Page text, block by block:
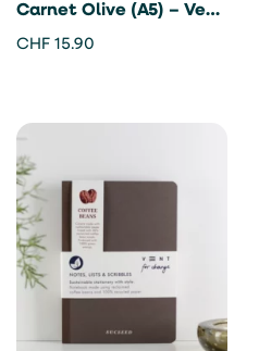
Carnet Olive (A5) – Vent
For Change
CHF 15.90